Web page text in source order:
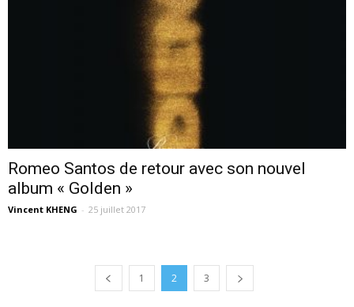
Romeo Santos de retour avec son nouvel
album « Golden »
Vincent KHENG - 25 juillet 2017
1 2 3